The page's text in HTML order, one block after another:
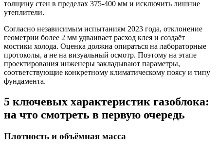
толщину стен в пределах 375-400 мм и исключить лишние
утеплители.
Согласно независимым испытаниям 2023 года, отклонение
геометрии более 2 мм удваивает расход клея и создаёт
мостики холода. Оценка должна опираться на лабораторные
протоколы, а не на визуальный осмотр. Поэтому на этапе
проектирования инженеры закладывают параметры,
соответствующие конкретному климатическому поясу и типу
фундамента.
5 ключевых характеристик газоблока:
на что смотреть в первую очередь
Плотность и объёмная масса